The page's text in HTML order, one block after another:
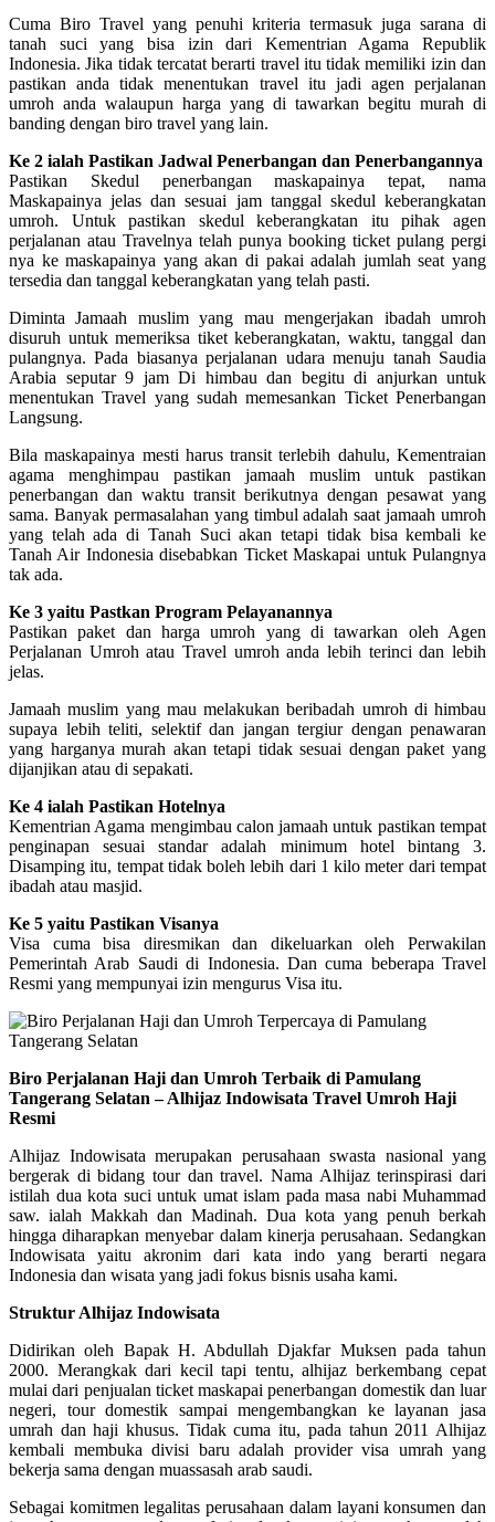
Cuma Biro Travel yang penuhi kriteria termasuk juga sarana di
tanah suci yang bisa izin dari Kementrian Agama Republik
Indonesia. Jika tidak tercatat berarti travel itu tidak memiliki izin dan
pastikan anda tidak menentukan travel itu jadi agen perjalanan
umroh anda walaupun harga yang di tawarkan begitu murah di
banding dengan biro travel yang lain.
Ke 2 ialah Pastikan Jadwal Penerbangan dan Penerbangannya
Pastikan Skedul penerbangan maskapainya tepat, nama
Maskapainya jelas dan sesuai jam tanggal skedul keberangkatan
umroh. Untuk pastikan skedul keberangkatan itu pihak agen
perjalanan atau Travelnya telah punya booking ticket pulang pergi
nya ke maskapainya yang akan di pakai adalah jumlah seat yang
tersedia dan tanggal keberangkatan yang telah pasti.
Diminta Jamaah muslim yang mau mengerjakan ibadah umroh
disuruh untuk memeriksa tiket keberangkatan, waktu, tanggal dan
pulangnya. Pada biasanya perjalanan udara menuju tanah Saudia
Arabia seputar 9 jam Di himbau dan begitu di anjurkan untuk
menentukan Travel yang sudah memesankan Ticket Penerbangan
Langsung.
Bila maskapainya mesti harus transit terlebih dahulu, Kementraian
agama menghimpau pastikan jamaah muslim untuk pastikan
penerbangan dan waktu transit berikutnya dengan pesawat yang
sama. Banyak permasalahan yang timbul adalah saat jamaah umroh
yang telah ada di Tanah Suci akan tetapi tidak bisa kembali ke
Tanah Air Indonesia disebabkan Ticket Maskapai untuk Pulangnya
tak ada.
Ke 3 yaitu Pastkan Program Pelayanannya
Pastikan paket dan harga umroh yang di tawarkan oleh Agen
Perjalanan Umroh atau Travel umroh anda lebih terinci dan lebih
jelas.
Jamaah muslim yang mau melakukan beribadah umroh di himbau
supaya lebih teliti, selektif dan jangan tergiur dengan penawaran
yang harganya murah akan tetapi tidak sesuai dengan paket yang
dijanjikan atau di sepakati.
Ke 4 ialah Pastikan Hotelnya
Kementrian Agama mengimbau calon jamaah untuk pastikan tempat
penginapan sesuai standar adalah minimum hotel bintang 3.
Disamping itu, tempat tidak boleh lebih dari 1 kilo meter dari tempat
ibadah atau masjid.
Ke 5 yaitu Pastikan Visanya
Visa cuma bisa diresmikan dan dikeluarkan oleh Perwakilan
Pemerintah Arab Saudi di Indonesia. Dan cuma beberapa Travel
Resmi yang mempunyai izin mengurus Visa itu.
Biro Perjalanan Haji dan Umroh Terbaik di Pamulang
Tangerang Selatan – Alhijaz Indowisata Travel Umroh Haji
Resmi
Alhijaz Indowisata merupakan perusahaan swasta nasional yang
bergerak di bidang tour dan travel. Nama Alhijaz terinspirasi dari
istilah dua kota suci untuk umat islam pada masa nabi Muhammad
saw. ialah Makkah dan Madinah. Dua kota yang penuh berkah
hingga diharapkan menyebar dalam kinerja perusahaan. Sedangkan
Indowisata yaitu akronim dari kata indo yang berarti negara
Indonesia dan wisata yang jadi fokus bisnis usaha kami.
Struktur Alhijaz Indowisata
Didirikan oleh Bapak H. Abdullah Djakfar Muksen pada tahun
2000. Merangkak dari kecil tapi tentu, alhijaz berkembang cepat
mulai dari penjualan ticket maskapai penerbangan domestik dan luar
negeri, tour domestik sampai mengembangkan ke layanan jasa
umrah dan haji khusus. Tidak cuma itu, pada tahun 2011 Alhijaz
kembali membuka divisi baru adalah provider visa umrah yang
bekerja sama dengan muassasah arab saudi.
Sebagai komitmen legalitas perusahaan dalam layani konsumen dan